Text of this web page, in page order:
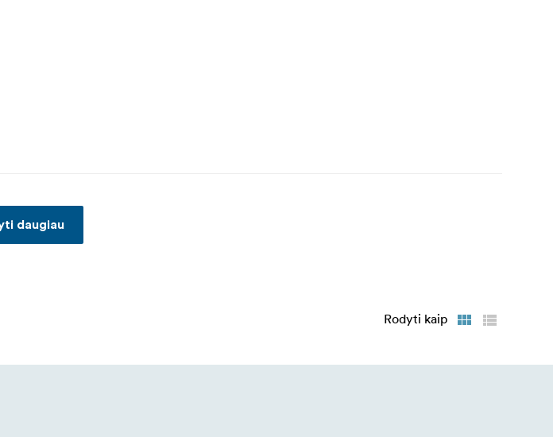
daugiau
Rodyti kaip